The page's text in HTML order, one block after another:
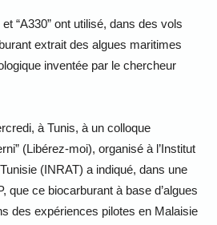
“A330” ont utilisé, dans des vols
extrait des algues maritimes
inventée par le chercheur
à Tunis, à un colloque
(Libérez-moi), organisé à l’Institut
(INRAT) a indiqué, dans une
que ce biocarburant à base d’algues
des expériences pilotes en Malaisie